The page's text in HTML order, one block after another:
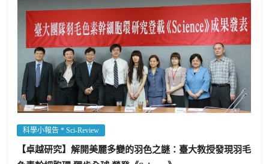
科學小報告 * Sci-Review
【卓越研究】解開美麗多變的羽色之謎：臺大教授發現羽毛